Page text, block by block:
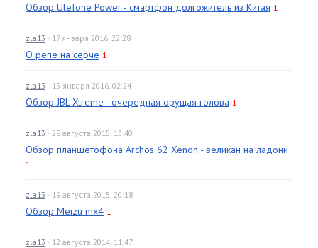
Обзор Ulefone Power - смартфон долгожитель из Китая 1
zla13 · 17 января 2016, 22:28
О репе на серче 1
zla13 · 15 января 2016, 02:24
Обзор JBL Xtreme - очередная орущая голова 1
zla13 · 28 августа 2015, 13:40
Обзор планшетофона Archos 62 Xenon - великан на ладони
1
zla13 · 19 августа 2015, 20:18
Обзор Meizu mx4 1
zla13 · 12 августа 2014, 11:47